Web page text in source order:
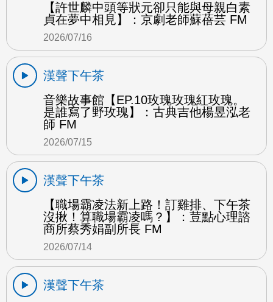
【許世麟中頭等狀元卻只能與母親白素
貞在夢中相見】：京劇老師蘇蓓芸 FM
2026/07/16
漢聲下午茶
音樂故事館【EP.10玫瑰玫瑰紅玫瑰。
是誰寫了野玫瑰】：古典吉他楊昱泓老
師 FM
2026/07/15
漢聲下午茶
【職場霸凌法新上路！訂雞排、下午茶
沒揪！算職場霸凌嗎？】：荳點心理諮
商所蔡秀娟副所長 FM
2026/07/14
漢聲下午茶